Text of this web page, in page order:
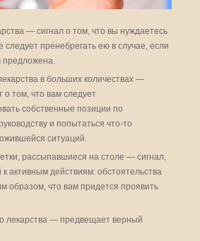
— сигнал о том, что вы нуждаетесь
пренебрегать ею в случае, если
предложена.
в больших количествах —
о том, что вам следует
собственные позиции по
и попытаться что-то
ситуаций.
рассыпавшиеся на столе — сигнал,
активным действиям: обстоятельства
образом, что вам придется проявить
лекарства — предвещает верный